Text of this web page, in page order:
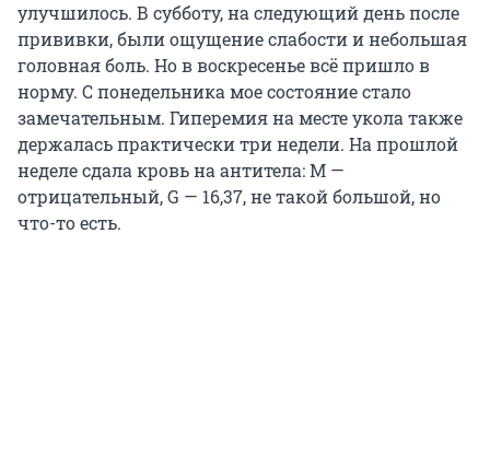
улучшилось. В субботу, на следующий день после
прививки, были ощущение слабости и небольшая
головная боль. Но в воскресенье всё пришло в
норму. С понедельника мое состояние стало
замечательным. Гиперемия на месте укола также
держалась практически три недели. На прошлой
неделе сдала кровь на антитела: М —
отрицательный, G — 16,37, не такой большой, но
что-то есть.